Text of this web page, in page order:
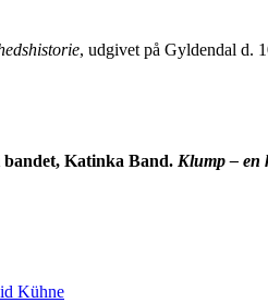
, udgivet på Gyldendal d.
Katinka Band. Klump – en
Kühne